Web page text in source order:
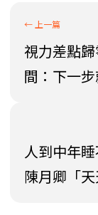
視力差點
間：下一
人到中年
陳月卿「